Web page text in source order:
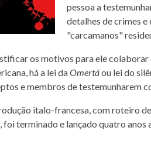
pessoa a
detalhes de crimes
"carcamanos"
os motivos para ele colaborar
há a lei daOmertáou lei do
e membros de testemunharem
italo-francesa, com roteiro de
, foi terminado e lançado quatro anos